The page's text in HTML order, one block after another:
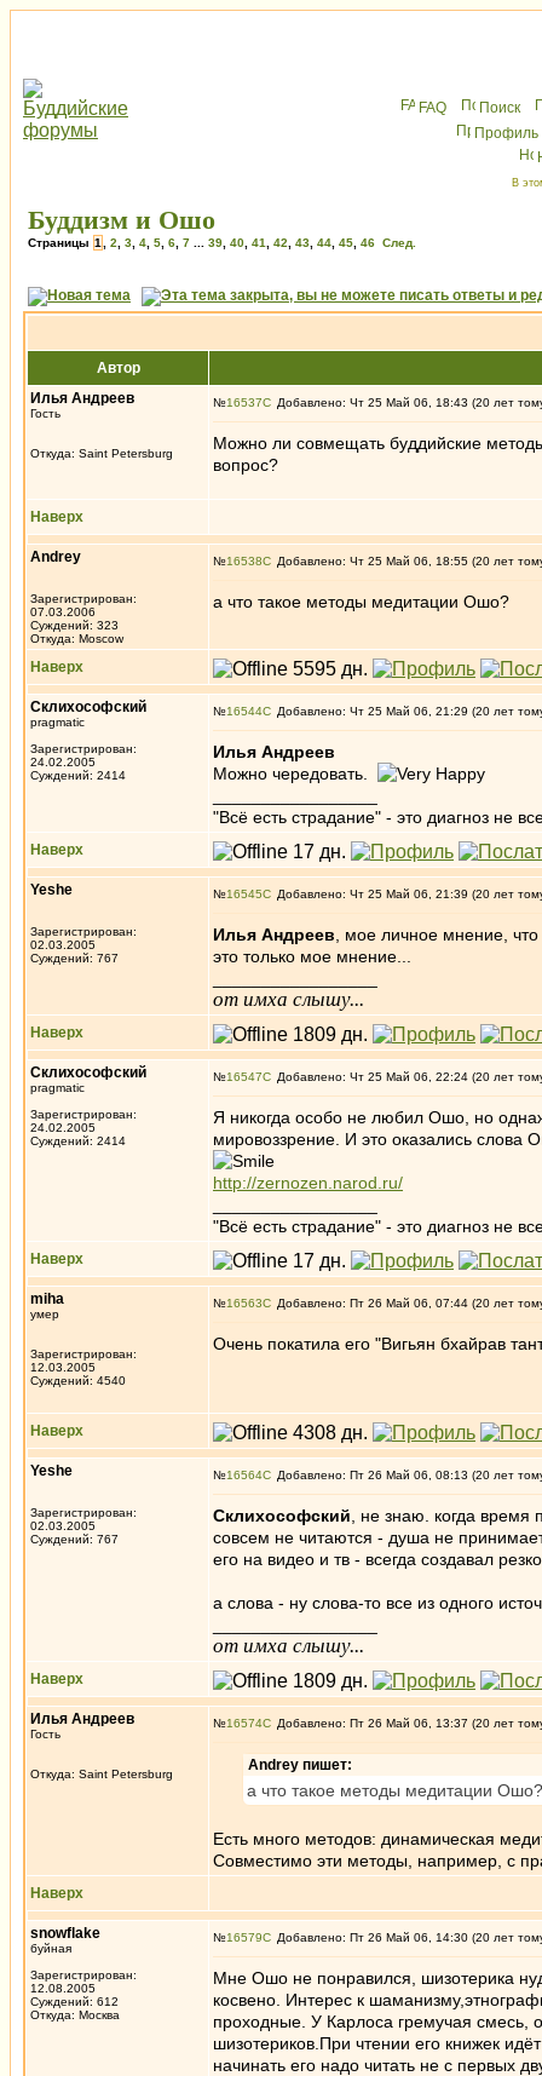
FAQ
Поиск
Профиль
В
Буддизм и Ошо
Страницы 1 2 3 4 5 6 7 39 40 41 42 43 44 45 46 След.
Автор
Илья Андреев
Гость
Откуда: Saint Petersburg
№16537 Добавлено: Чт 25 Май 06, 18:43 (20 лет
Можно ли совмещать буддийские
вопрос?
Наверх
Andrey
Зарегистрирован:
07.03.2006
Суждений: 323
Откуда: Moscow
№16538 Добавлено: Чт 25 Май 06, 18:55 (20 лет
а что такое методы медитации Ошо?
Наверх
Склихософский
pragmatic
Зарегистрирован:
24.02.2005
Суждений: 2414
№16544 Добавлено: Чт 25 Май 06, 21:29 (20 лет
Илья Андреев
Можно чередовать.
"Всё есть страдание" - это диагноз не
Наверх
Yeshe
Зарегистрирован:
02.03.2005
Суждений: 767
№16545 Добавлено: Чт 25 Май 06, 21:39 (20 лет
Илья Андреев , мое личное мнение,
это только мое мнение...
от имха слышу...
Наверх
Склихософский
pragmatic
Зарегистрирован:
24.02.2005
Суждений: 2414
№16547 Добавлено: Чт 25 Май 06, 22:24 (20 лет
Я никогда особо не любил Ошо, но
мировоззрение. И это оказались слова
http://zernozen.narod.ru/
"Всё есть страдание" - это диагноз не
Наверх
miha
умер
Зарегистрирован:
12.03.2005
Суждений: 4540
№16563 Добавлено: Пт 26 Май 06, 07:44 (20 лет
Очень покатила его "Вигьян бхайрав
Наверх
Yeshe
Зарегистрирован:
02.03.2005
Суждений: 767
№16564 Добавлено: Пт 26 Май 06, 08:13 (20 лет
Склихософский , не знаю. когда время
совсем не читаются - душа не
его на видео и тв - всегда создавал
а слова - ну слова-то все из одного
от имха слышу...
Наверх
Илья Андреев
Гость
Откуда: Saint Petersburg
№16574 Добавлено: Пт 26 Май 06, 13:37 (20 лет
Andrey пишет:
а что такое методы медитации Ошо?
Есть много методов: динамическая
Совместимо эти методы, например, с
Наверх
snowflake
буйная
Зарегистрирован:
12.08.2005
Суждений: 612
Откуда: Москва
№16579 Добавлено: Пт 26 Май 06, 14:30 (20 лет
Мне Ошо не понравился, шизотерика
косвено. Интерес к
проходные. У Карлоса гремучая смесь,
шизотериков.При чтении его книжек
начинать его надо читать не с первых